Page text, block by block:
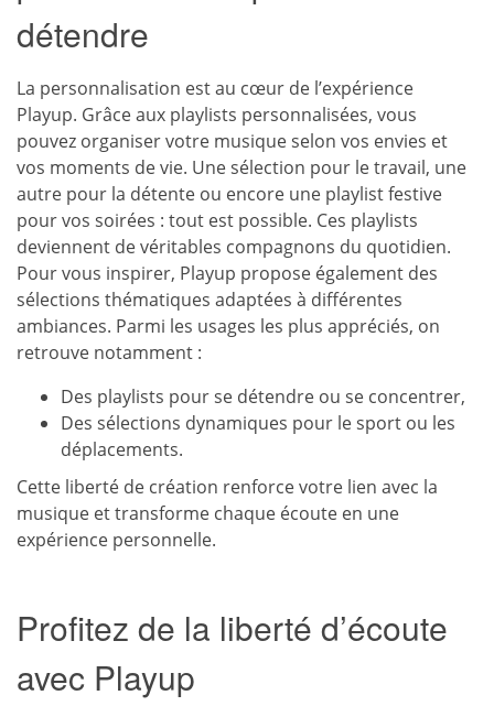
détendre
La personnalisation est au cœur de l’expérience
Playup. Grâce aux playlists personnalisées, vous
pouvez organiser votre musique selon vos envies et
vos moments de vie. Une sélection pour le travail, une
autre pour la détente ou encore une playlist festive
pour vos soirées : tout est possible. Ces playlists
deviennent de véritables compagnons du quotidien.
Pour vous inspirer, Playup propose également des
sélections thématiques adaptées à différentes
ambiances. Parmi les usages les plus appréciés, on
retrouve notamment :
Des playlists pour se détendre ou se concentrer,
Des sélections dynamiques pour le sport ou les
déplacements.
Cette liberté de création renforce votre lien avec la
musique et transforme chaque écoute en une
expérience personnelle.
Profitez de la liberté d’écoute
avec Playup